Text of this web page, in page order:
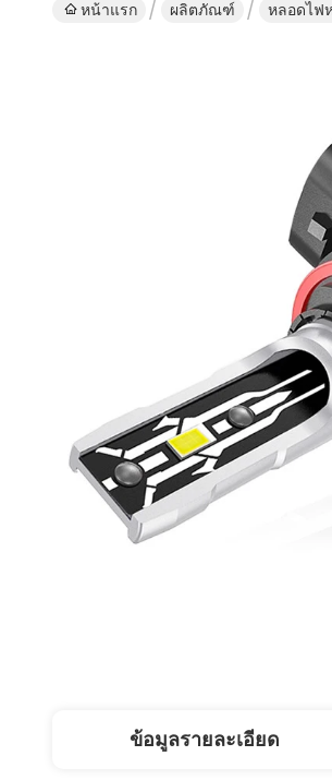
หน้าแรก ผลิตภัณฑ์ หลอดไฟ
ข้อมูลรายละเอียด